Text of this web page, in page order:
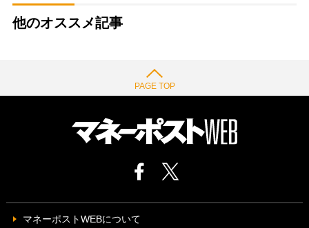
他のオススメ記事
PAGE TOP
マネーポストWEBについて